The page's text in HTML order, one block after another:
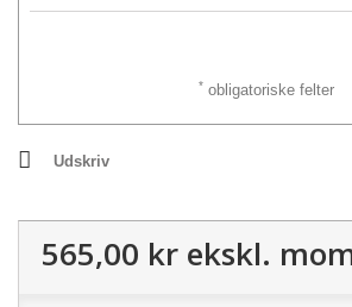
* obligatoriske felter
Udskriv
565,00 kr ekskl.